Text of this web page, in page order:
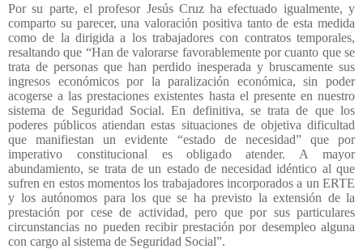
Por su parte, el profesor Jesús Cruz ha efectuado igualmente, y
comparto su parecer, una valoración positiva tanto de esta medida
como de la dirigida a los trabajadores con contratos temporales,
resaltando que “Han de valorarse favorablemente por cuanto que se
trata de personas que han perdido inesperada y bruscamente sus
ingresos económicos por la paralización económica, sin poder
acogerse a las prestaciones existentes hasta el presente en nuestro
sistema de Seguridad Social. En definitiva, se trata de que los
poderes públicos atiendan estas situaciones de objetiva dificultad
que manifiestan un evidente “estado de necesidad” que por
imperativo constitucional es obligado atender. A mayor
abundamiento, se trata de un estado de necesidad idéntico al que
sufren en estos momentos los trabajadores incorporados a un ERTE
y los autónomos para los que se ha previsto la extensión de la
prestación por cese de actividad, pero que por sus particulares
circunstancias no pueden recibir prestación por desempleo alguna
con cargo al sistema de Seguridad Social”.